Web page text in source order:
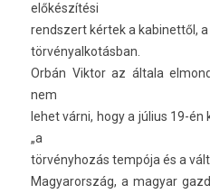
előkészítési
re­ndszert kértek a kabinet­től,
tör­vényal­kotás­ban.
Orbán Vik­tor az általa
nem
lehet várni, hogy a július 19-
„a
törvényhozás tempója és a
Magyarország, a magyar